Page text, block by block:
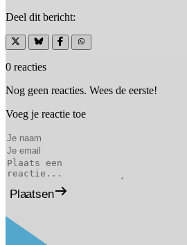
Deel dit bericht:
0 reacties
Nog geen reacties. Wees de eerste!
Voeg je reactie toe
Plaatsen